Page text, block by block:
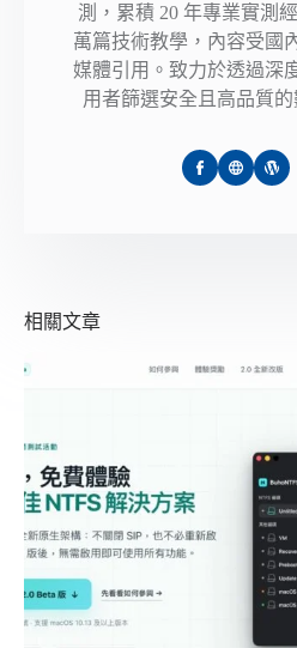
測，累積 20 年專業實測
萬篇技術教學，內容受國
媒體引用。致力於透過深
用者篩選安全且高品質的
相關文章